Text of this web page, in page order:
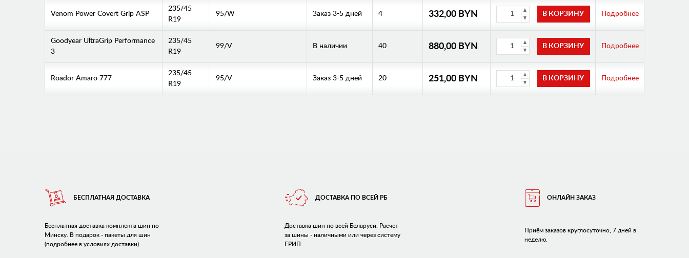
Venom Power Covert Grip ASP
235/45
R19
95/W Заказ 3-5 дней 4 332,00 BYN Подробнее
Goodyear UltraGrip Performance
3
235/45
R19
99/V В наличии 40 880,00 BYN Подробнее
Roador Amaro 777
235/45
R19
95/V Заказ 3-5 дней 20 251,00 BYN Подробнее
БЕСПЛАТНАЯ ДОСТАВКА
Бесплатная доставка комплекта шин по
Минску. В подарок - пакеты для шин
(подробнее в условиях доставки)
ДОСТАВКА ПО ВСЕЙ РБ
Доставка шин по всей Беларуси. Расчет
за шины - наличными или через систему
ЕРИП.
ОНЛАЙН ЗАКАЗ
Приём заказов круглосуточно, 7 дней в
неделю.